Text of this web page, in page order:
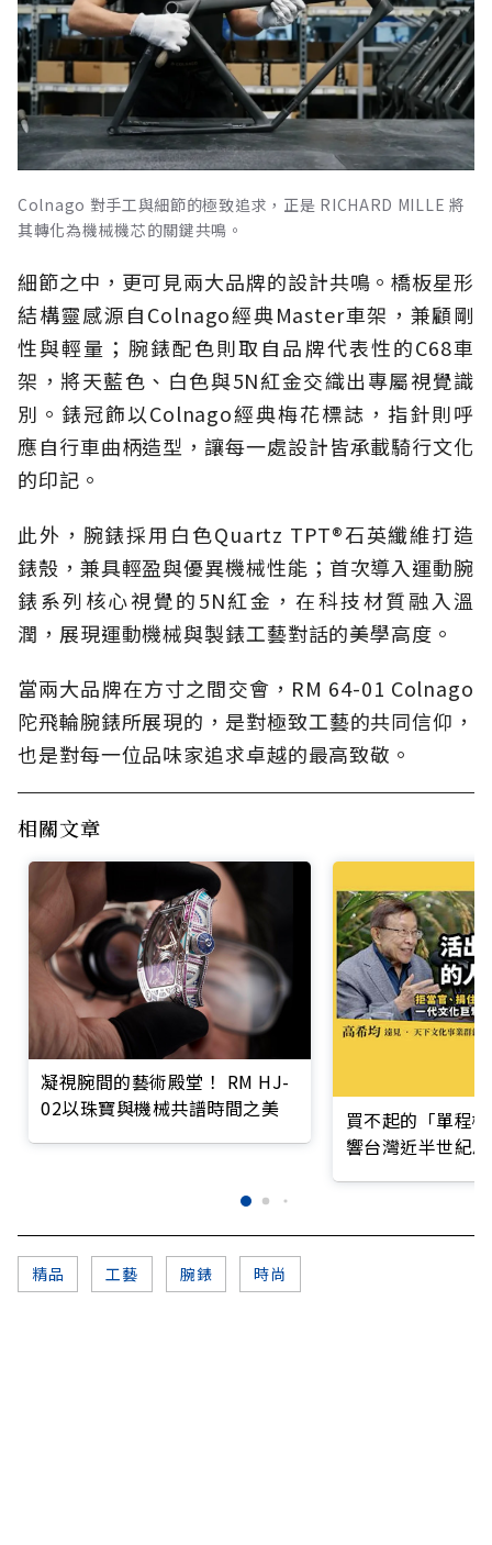
Colnago 對手工與細節的極致追求，正是 RICHARD MILLE 將
其轉化為機械機芯的關鍵共鳴。
細節之中，更可見兩大品牌的設計共鳴。橋板星形
結構靈感源自Colnago經典Master車架，兼顧剛
性與輕量；腕錶配色則取自品牌代表性的C68車
架，將天藍色、白色與5N紅金交織出專屬視覺識
別。錶冠飾以Colnago經典梅花標誌，指針則呼
應自行車曲柄造型，讓每一處設計皆承載騎行文化
的印記。
此外，腕錶採用白色Quartz TPT®石英纖維打造
錶殼，兼具輕盈與優異機械性能；首次導入運動腕
錶系列核心視覺的5N紅金，在科技材質融入溫
潤，展現運動機械與製錶工藝對話的美學高度。
當兩大品牌在方寸之間交會，RM 64-01 Colnago
陀飛輪腕錶所展現的，是對極致工藝的共同信仰，
也是對每一位品味家追求卓越的最高致敬。
相關文章
凝視腕間的藝術殿堂！ RM HJ-
02以珠寶與機械共譜時間之美
買不起的「單程
響台灣近半世紀
精品 工藝 腕錶 時尚